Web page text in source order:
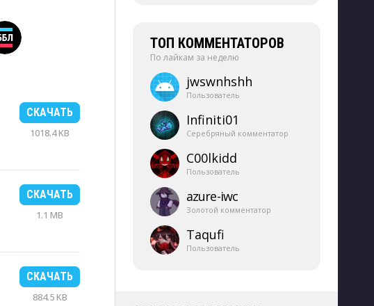
СКАЧАТЬ
1018.4 KB
СКАЧАТЬ
1.1 MB
СКАЧАТЬ
884.5 KB
ТОП КОММЕНТАТОРОВ
По лайкам за неделю
jwswnhshh
Пользователь
Infiniti01
Серебряный комментатор
C00lkidd
Пользователь
azure-​iwc
Золотой комментатор
Taqufi
Пользователь